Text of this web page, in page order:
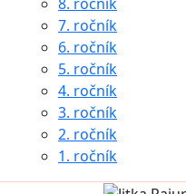
7. ročník
6. ročník
5. ročník
4. ročník
3. ročník
2. ročník
1. ročník